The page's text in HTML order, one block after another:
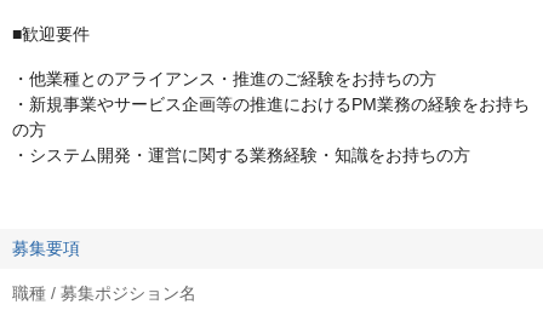
■歓迎要件
・他業種とのアライアンス・推進のご経験をお持ちの方
・新規事業やサービス企画等の推進におけるPM業務の経験をお持ち
の方
・システム開発・運営に関する業務経験・知識をお持ちの方
募集要項
職種 / 募集ポジション名